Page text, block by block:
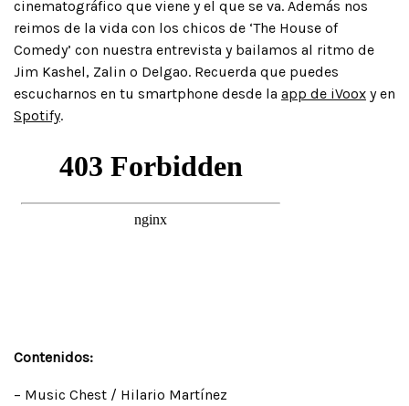
cinematográfico que viene y el que se va. Además nos
reimos de la vida con los chicos de ‘The House of
Comedy’ con nuestra entrevista y bailamos al ritmo de
Jim Kashel, Zalin o Delgao. Recuerda que puedes
escucharnos en tu smartphone desde la app de iVoox y en
Spotify.
Contenidos:
– Music Chest / Hilario Martínez